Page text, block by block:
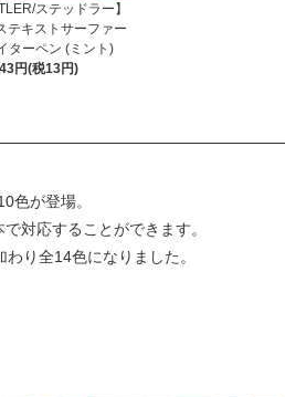
ステッドラー】
テキストサーファー
ターペン (ミント)
円(税13円)
色が登場。
対応することができます。
り全14色になりました。